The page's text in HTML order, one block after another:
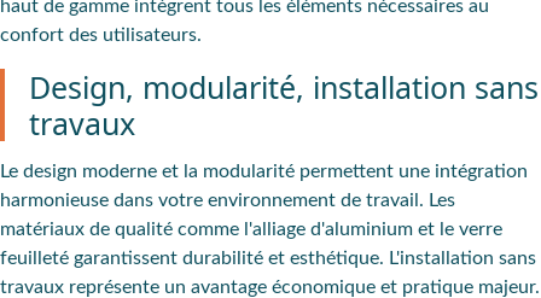
haut de gamme intègrent tous les éléments nécessaires au
confort des utilisateurs.
Design, modularité, installation sans
travaux
Le design moderne et la modularité permettent une intégration
harmonieuse dans votre environnement de travail. Les
matériaux de qualité comme l'alliage d'aluminium et le verre
feuilleté garantissent durabilité et esthétique. L'installation sans
travaux représente un avantage économique et pratique majeur.